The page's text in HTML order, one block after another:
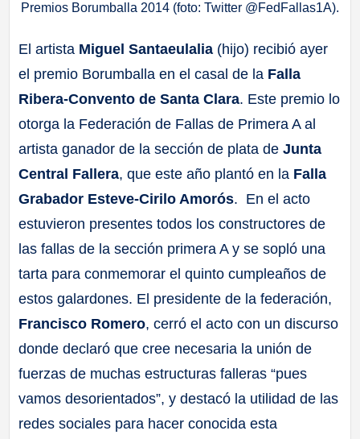
Premios Borumballa 2014 (foto: Twitter @FedFallas1A).
El artista Miguel Santaeulalia (hijo) recibió ayer
el premio Borumballa en el casal de la Falla
Ribera-Convento de Santa Clara. Este premio lo
otorga la Federación de Fallas de Primera A al
artista ganador de la sección de plata deJunta
Central Fallera, que este año plantó en la Falla
Grabador Esteve-Cirilo Amorós. En el acto
estuvieron presentes todos los constructores de
las fallas de la sección primera A y se sopló una
tarta para conmemorar el quinto cumpleaños de
estos galardones. El presidente de la federación,
Francisco Romero, cerró el acto con un discurso
donde declaró que cree necesaria la unión de
fuerzas de muchas estructuras falleras “pues
vamos desorientados”, y destacó la utilidad de las
redes sociales para hacer conocida esta